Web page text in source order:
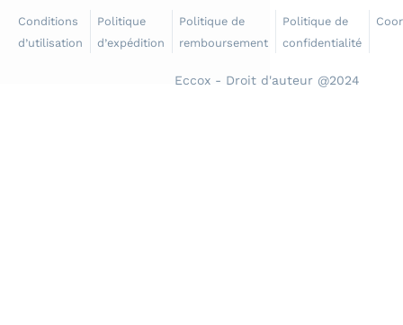
Eccox - Droit d'auteur @2024
Conditions
d’utilisation
Politique
d’expédition
Politique de
remboursement
Politique de
confidentialité